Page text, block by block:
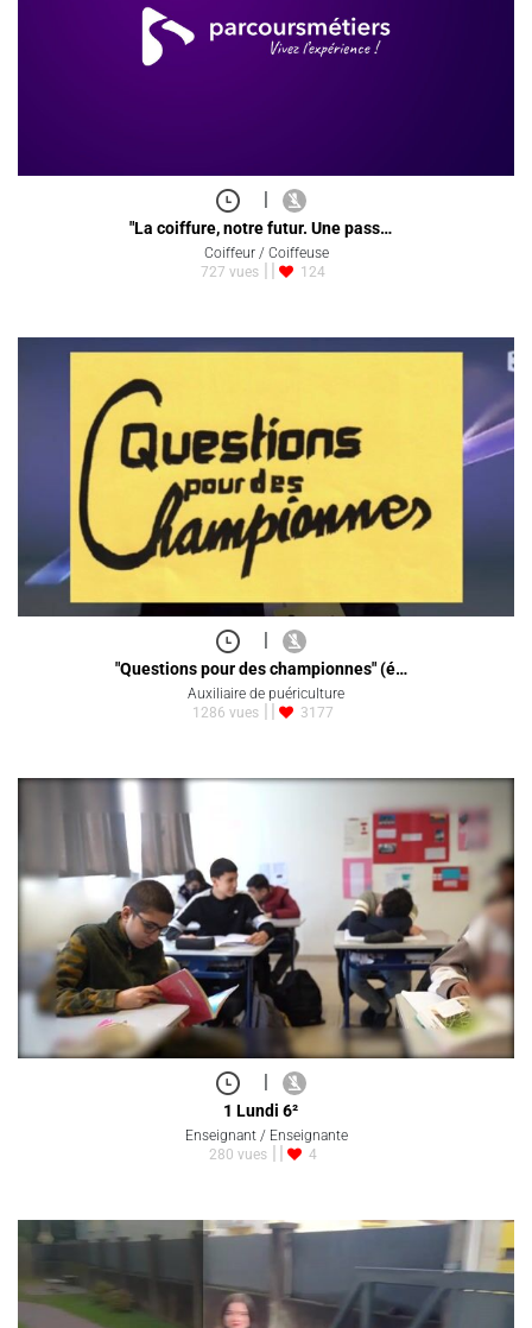
|
"La coiffure, notre futur. Une pass…
Coiffeur / Coiffeuse
727 vues
124
"Questions pour des championnes" (é…
Auxiliaire de puériculture
1286 vues
3177
|
1 Lundi 6²
Enseignant / Enseignante
280 vues
4